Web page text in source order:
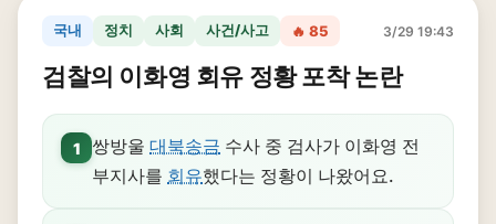
국내 정치 사회 사건/사고 🔥 85 3/29 19:43
검찰의 이화영 회유 정황 포착 논란
1 쌍방울 대북송금 수사 중 검사가 이화영 전
부지사를 회유했다는 정황이 나왔어요.